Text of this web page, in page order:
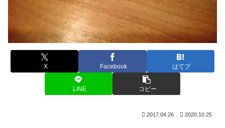
X Facebook はてブ
LINE コピー
2017.04.26 2020.10.25